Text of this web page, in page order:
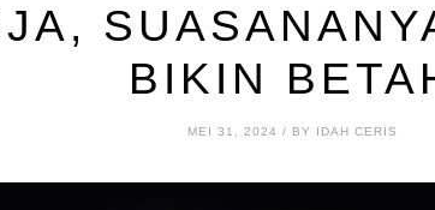
BIKIN
MEI 31, 2024 / BY IDAH CERIS